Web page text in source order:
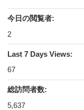
今日の閲覧者:
2
Last 7 Days Views:
67
総訪問者数:
5,637